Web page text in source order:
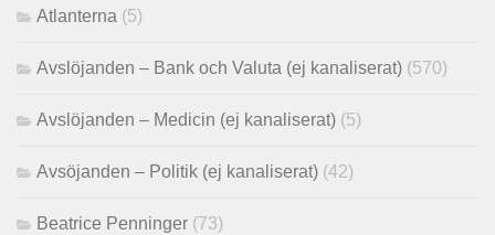
Atlanterna (5)
Avslöjanden – Bank och Valuta (ej kanaliserat) (570)
Avslöjanden – Medicin (ej kanaliserat) (5)
Avsöjanden – Politik (ej kanaliserat) (42)
Beatrice Penninger (73)